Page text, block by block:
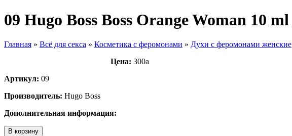
09 Hugo Boss Boss Orange Woman 10 ml
Главная » Всё для секса » Косметика с феромонами » Духи с феромонами женские
Цена: 300a
Артикул: 09
Производитель: Hugo Boss
Дополнительная информация:
В корзину